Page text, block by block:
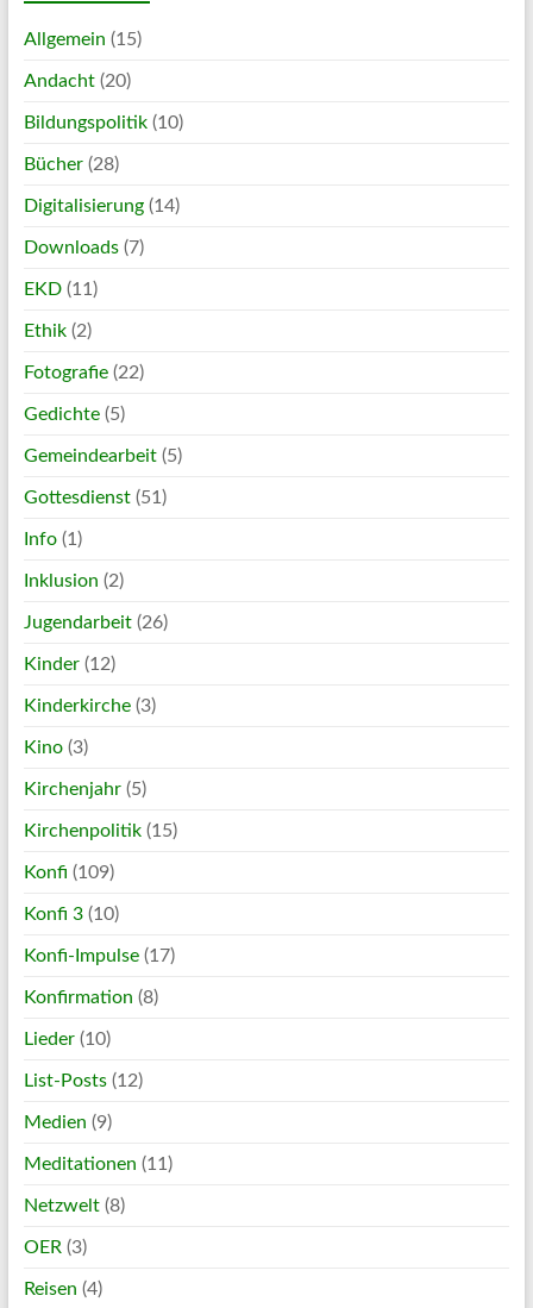
Allgemein (15)
Andacht(20)
Bildungspolitik(10)
Bücher(28)
Digitalisierung(14)
Downloads(7)
EKD(11)
Ethik(2)
Fotografie(22)
Gedichte(5)
Gemeindearbeit(5)
Gottesdienst(51)
Info(1)
Inklusion (2)
Jugendarbeit(26)
Kinder(12)
Kinderkirche(3)
Kino(3)
Kirchenjahr(5)
Kirchenpolitik(15)
Konfi (109)
Konfi 3(10)
Konfi-Impulse(17)
Konfirmation (8)
Lieder(10)
List-Posts(12)
Medien (9)
Meditationen (11)
Netzwelt(8)
OER (3)
Reisen (4)